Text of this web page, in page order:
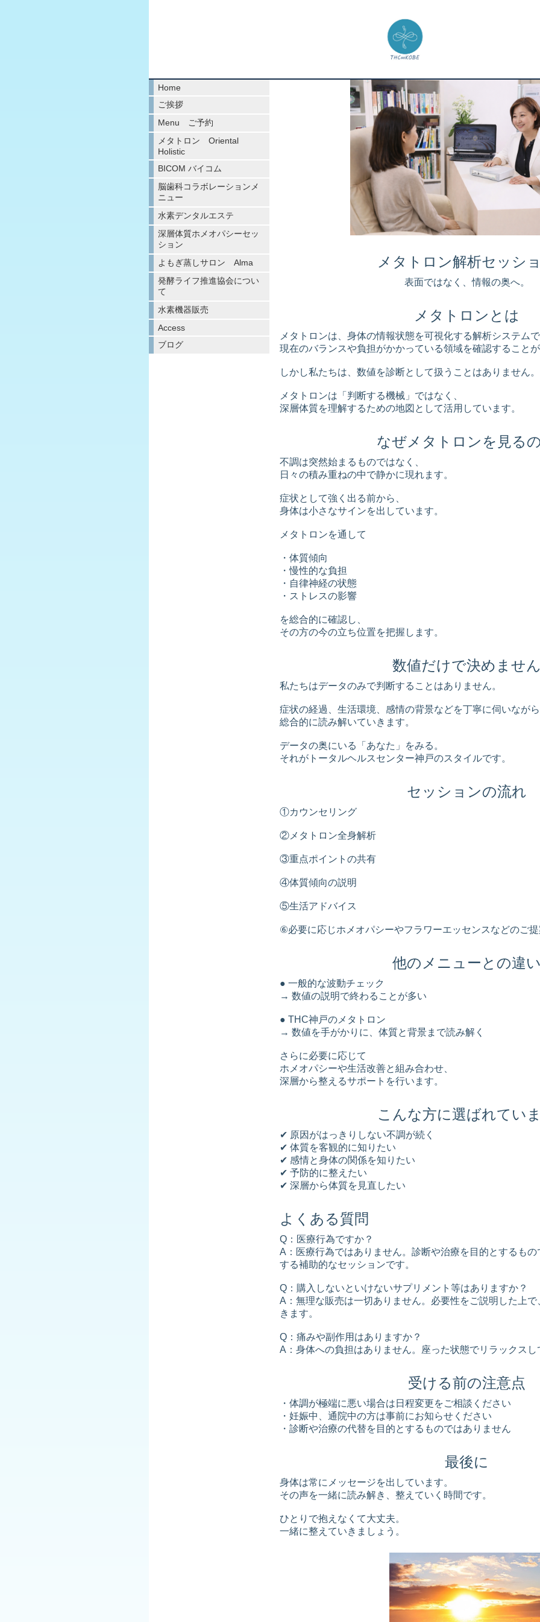
メタトロン解析セッシ
表面ではなく、情報の奥へ。
メタトロンとは
メタトロンは、身体の情報状態を可視化する解析システム
現在のバランスや負担がかかっている領域を確認すること
しかし私たちは、数値を診断として扱うことはありません。
メタトロンは「判断する機械」ではなく、
深層体質を理解するための地図として活用しています。
なぜメタトロンを見る
不調は突然始まるものではなく、
日々の積み重ねの中で静かに現れます。
症状として強く出る前から、
身体は小さなサインを出しています。
メタトロンを通して
・体質傾向
・慢性的な負担
・自律神経の状態
・ストレスの影響
を総合的に確認し、
その方の今の立ち位置を把握します。
数値だけで決めませ
私たちはデータのみで判断することはありません。
症状の経過、生活環境、感情の背景などを丁寧に伺いなが
総合的に読み解いていきます。
データの奥にいる「あなた」をみる。
それがトータルヘルスセンター神戸のスタイルです。
セッションの流れ
①カウンセリング
②メタトロン全身解析
③重点ポイントの共有
④体質傾向の説明
⑤生活アドバイス
⑥必要に応じホメオパシーやフラワーエッセンスなどのご
他のメニューとの違
● 一般的な波動チェック
→ 数値の説明で終わることが多い
● THC神戸のメタトロン
→ 数値を手がかりに、体質と背景まで読み解く
さらに必要に応じて
ホメオパシーや生活改善と組み合わせ、
深層から整えるサポートを行います。
こんな方に選ばれてい
✔ 原因がはっきりしない不調が続く
✔ 体質を客観的に知りたい
✔ 感情と身体の関係を知りたい
✔ 予防的に整えたい
✔ 深層から体質を見直したい
よくある質問
Q：医療行為ですか？
A：医療行為ではありません。診断や治療を目的とするも
する補助的なセッションです。
Q：購入しないといけないサプリメント等はありますか？
A：無理な販売は一切ありません。必要性をご説明した上
きます。
Q：痛みや副作用はありますか？
A：身体への負担はありません。座った状態でリラックス
受ける前の注意点
・体調が極端に悪い場合は日程変更をご相談ください
・妊娠中、通院中の方は事前にお知らせください
・診断や治療の代替を目的とするものではありません
最後に
身体は常にメッセージを出しています。
その声を一緒に読み解き、整えていく時間です。
ひとりで抱えなくて大丈夫。
一緒に整えていきましょう。
Home
ご挨拶
Menu ご予約
メタトロン Oriental
Holistic
BICOM バイコム
脳歯科コラボレーションメ
ニュー
水素デンタルエステ
深層体質ホメオパシーセッ
ション
よもぎ蒸しサロン Alma
発酵ライフ推進協会につい
て
水素機器販売
Access
ブログ